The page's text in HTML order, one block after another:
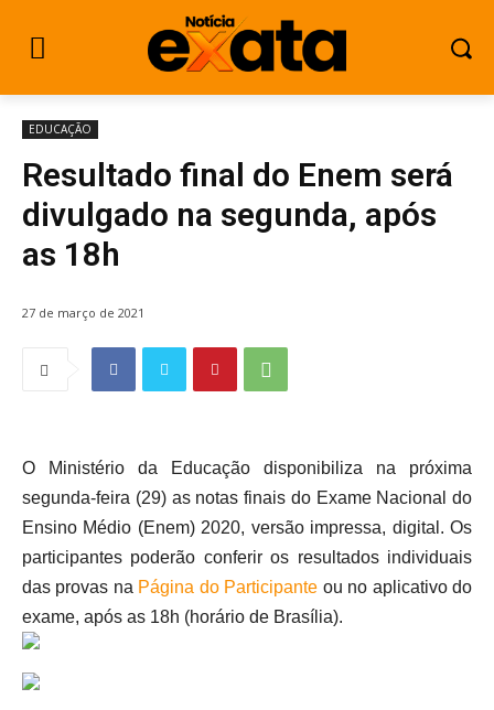
EDUCAÇÃO
Resultado final do Enem será
divulgado na segunda, após
as 18h
27 de março de 2021
O Ministério da Educação disponibiliza na próxima
segunda-feira (29) as notas finais do Exame Nacional do
Ensino Médio (Enem) 2020, versão impressa, digital. Os
participantes poderão conferir os resultados individuais
das provas na Página do Participante ou no aplicativo do
exame, após as 18h (horário de Brasília).